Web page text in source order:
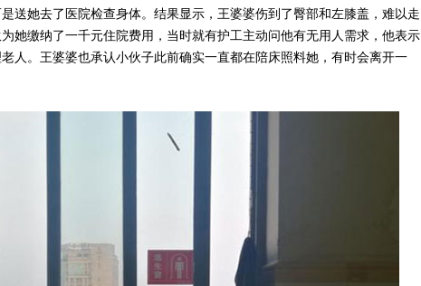
送她去了医院检查身体。结果显示，王婆婆伤到了臀部和左膝盖，难以走
她缴纳了一千元住院费用，当时就有护工主动问他有无用人需求，他表示
人。王婆婆也承认小伙子此前确实一直都在陪床照料她，有时会离开一